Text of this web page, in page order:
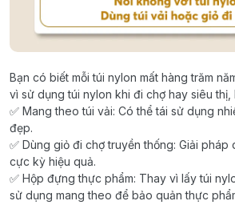
Bạn có biết mỗi túi nylon mất hàng trăm
vì sử dụng túi nylon khi đi chợ hay siêu thị,
✅ Mang theo túi vải: Có thể tái sử dụng
đẹp.
✅ Dùng giỏ đi chợ truyền thống: Giải pháp
cực kỳ hiệu quả.
✅ Hộp đựng thực phẩm: Thay vì lấy túi
sử dụng mang theo để bảo quản thực